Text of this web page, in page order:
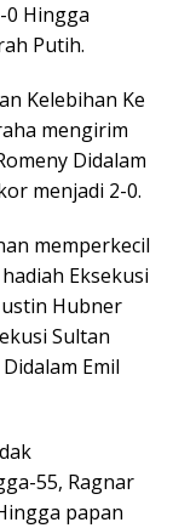
0 Hingga
Putih.
Kelebihan Ke
mengirim
Didalam
menjadi 2-0.
memperkecil
Eksekusi
Hubner
Sultan
Emil
55, Ragnar
papan